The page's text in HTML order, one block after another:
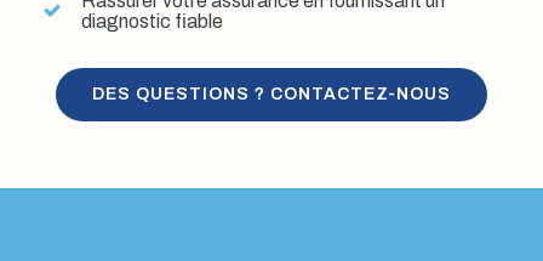
diagnostic fiable
DES QUESTIONS ? CONTACTEZ-NOUS